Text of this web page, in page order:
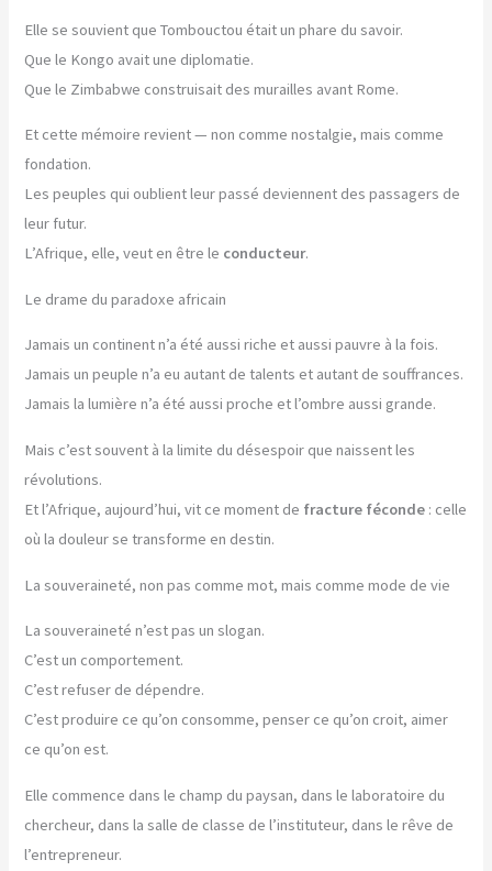
Elle se souvient que Tombouctou était un phare du savoir.
Que le Kongo avait une diplomatie.
Que le Zimbabwe construisait des murailles avant Rome.
Et cette mémoire revient — non comme nostalgie, mais comme
fondation.
Les peuples qui oublient leur passé deviennent des passagers de
leur futur.
L’Afrique, elle, veut en être le conducteur.
Le drame du paradoxe africain
Jamais un continent n’a été aussi riche et aussi pauvre à la fois.
Jamais un peuple n’a eu autant de talents et autant de souffrances.
Jamais la lumière n’a été aussi proche et l’ombre aussi grande.
Mais c’est souvent à la limite du désespoir que naissent les
révolutions.
Et l’Afrique, aujourd’hui, vit ce moment de fracture féconde : celle
où la douleur se transforme en destin.
La souveraineté, non pas comme mot, mais comme mode de vie
La souveraineté n’est pas un slogan.
C’est un comportement.
C’est refuser de dépendre.
C’est produire ce qu’on consomme, penser ce qu’on croit, aimer
ce qu’on est.
Elle commence dans le champ du paysan, dans le laboratoire du
chercheur, dans la salle de classe de l’instituteur, dans le rêve de
l’entrepreneur.